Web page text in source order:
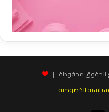
سياسية الخصوصية